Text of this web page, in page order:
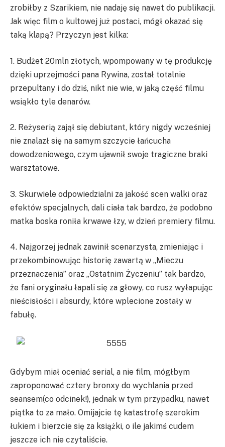
zrobiłby z Szarikiem, nie nadaję się nawet do publikacji.
Jak więc film o kultowej już postaci, mógł okazać się
taką klapą? Przyczyn jest kilka:
1. Budżet 20mln złotych, wpompowany w tę produkcję
dzięki uprzejmości pana Rywina, został totalnie
przepultany i do dziś, nikt nie wie, w jaką część filmu
wsiąkło tyle denarów.
2. Reżyserią zajął się debiutant, który nigdy wcześniej
nie znalazł się na samym szczycie łańcucha
dowodzeniowego, czym ujawnił swoje tragiczne braki
warsztatowe.
3. Skurwiele odpowiedzialni za jakość scen walki oraz
efektów specjalnych, dali ciała tak bardzo, że podobno
matka boska roniła krwawe łzy, w dzień premiery filmu.
4. Najgorzej jednak zawinił scenarzysta, zmieniając i
przekombinowując historię zawartą w „Mieczu
przeznaczenia” oraz „Ostatnim Życzeniu” tak bardzo,
że fani oryginału łapali się za głowy, co rusz wyłapując
nieścisłości i absurdy, które wplecione zostały w
fabułę.
Gdybym miał oceniać serial, a nie film, mógłbym
zaproponować cztery bronxy do wychlania przed
seansem(co odcinek!), jednak w tym przypadku, nawet
piątka to za mało. Omijajcie tę katastrofę szerokim
łukiem i bierzcie się za książki, o ile jakimś cudem
jeszcze ich nie czytaliście.